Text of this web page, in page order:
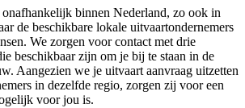
binnen Nederland, zo ook in
de beschikbare lokale uitvaartondernemers
We zorgen voor contact met drie
beschikbaar zijn om je bij te staan in de
Aangezien we je uitvaart aanvraag uitzetten
in dezelfde regio, zorgen zij voor een
voor jou is.